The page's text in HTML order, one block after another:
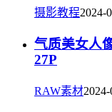
摄影教程2024-
气质美女人
27P
RAW素材